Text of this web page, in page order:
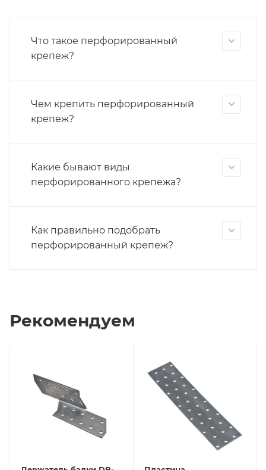
Что такое перфорированный
крепеж?
Чем крепить перфорированный
крепеж?
Какие бывают виды
перфорированного крепежа?
Как правильно подобрать
перфорированный крепеж?
Рекомендуем